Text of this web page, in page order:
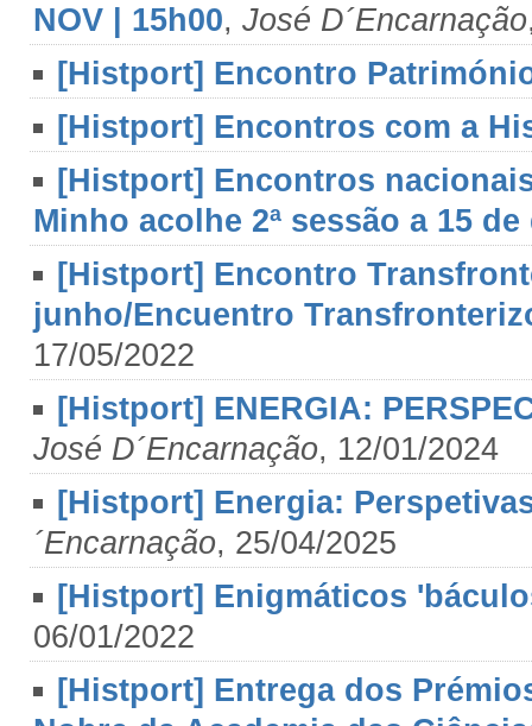
NOV | 15h00, José D´Encarnação
[Histport] Encontro
[Histport] Encontros com a
[Histport] Encontros
Minho acolhe 2ª sessão a 15
[Histport] Encontro
junho/Encuentro
17/05/2022
[Histport] ENERGIA:
José D´Encarnação, 12/01/2024
[Histport] Energia:
´Encarnação, 25/04/2025
[Histport] Enigmáticos
06/01/2022
[Histport] Entrega dos